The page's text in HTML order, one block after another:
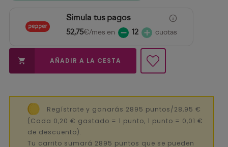
Simula tus pagos
52,75€/mes en 12 cuotas
 AÑADIR A LA CESTA
Regístrate y ganarás 2895 puntos/28,95 €
(Cada 0,20 € gastado = 1 punto, 1 punto = 0,01 €
de descuento).
Tu carrito sumará 2895 puntos que se pueden